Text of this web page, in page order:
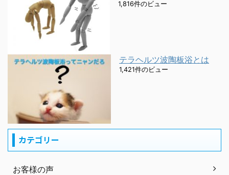
1,816件のビュー
テラヘルツ波陶板浴とは
1,421件のビュー
カテゴリー
お客様の声